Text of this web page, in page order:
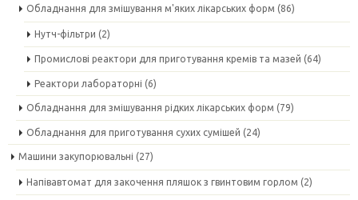
Обладнання для змішування м'яких лікарських форм (86)
Нутч-фільтри (2)
Промислові реактори для приготування кремів та мазей (64)
Реактори лабораторні (6)
Обладнання для змішування рідких лікарських форм (79)
Обладнання для приготування сухих сумішей (24)
Машини закупорювальні (27)
Напівавтомат для закочення пляшок з гвинтовим горлом (2)